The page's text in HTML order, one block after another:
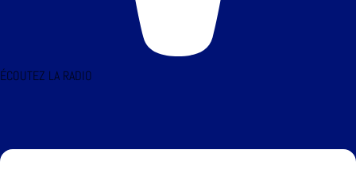
ÉCOUTEZ LA RADIO